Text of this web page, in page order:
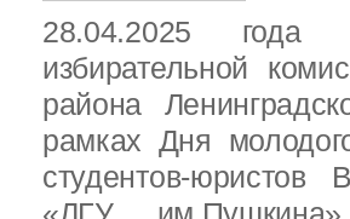
28.04.2025 года
избирательной
района
рамках Дня
студентов-юристов